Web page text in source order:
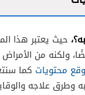
حيث يعتبر هذا
ولكنه من
محتويات كما
وطرق علاجه